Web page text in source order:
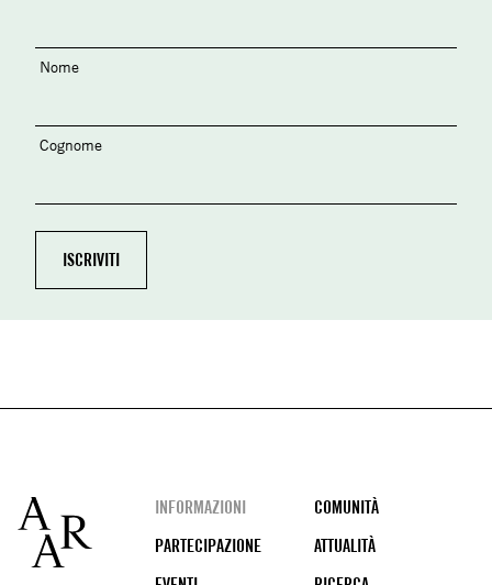
Nome
Cognome
Footer
INFORMAZIONI
COMUNITÀ
PARTECIPAZIONE
ATTUALITÀ